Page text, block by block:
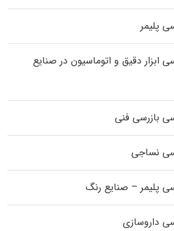
پلیمر
ابزار دقیق و اتوماسیون در صنایع
بازرسی فنی
نساجی
پلیمر – صنایع رنگ
داروسازی